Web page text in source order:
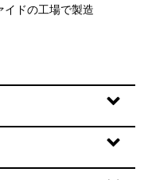
イドの工場で製造